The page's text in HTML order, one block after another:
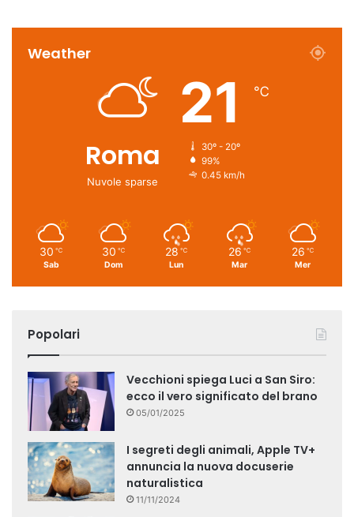
Weather
Roma
Nuvole sparse
21 ℃
30º - 20º
99%
0.45 km/h
30 ℃
Sab
30 ℃
Dom
28 ℃
Lun
26 ℃
Mar
26 ℃
Mer
Popolari
Vecchioni spiega Luci a San Siro:
ecco il vero significato del brano
05/01/2025
I segreti degli animali, Apple TV+
annuncia la nuova docuserie
naturalistica
11/11/2024